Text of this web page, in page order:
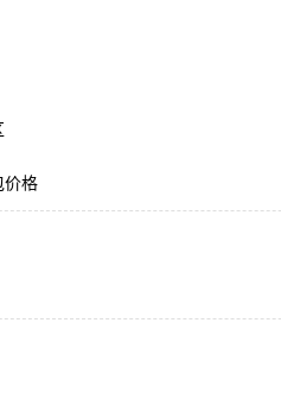
价格